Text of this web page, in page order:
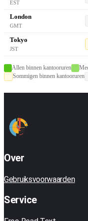
EST
London
GMT
Tokyo
JST
Allen binnen kantooruren
Sommigen binnen kantooruren
Over
Gebruiksvoorwaarden
Service